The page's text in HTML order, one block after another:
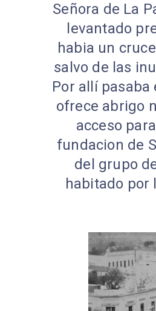
Señora de La
levantado
habia un
salvo de las
Por allí pasaba
ofrece abrigo
acceso
fundacion de
del grupo
habitado por